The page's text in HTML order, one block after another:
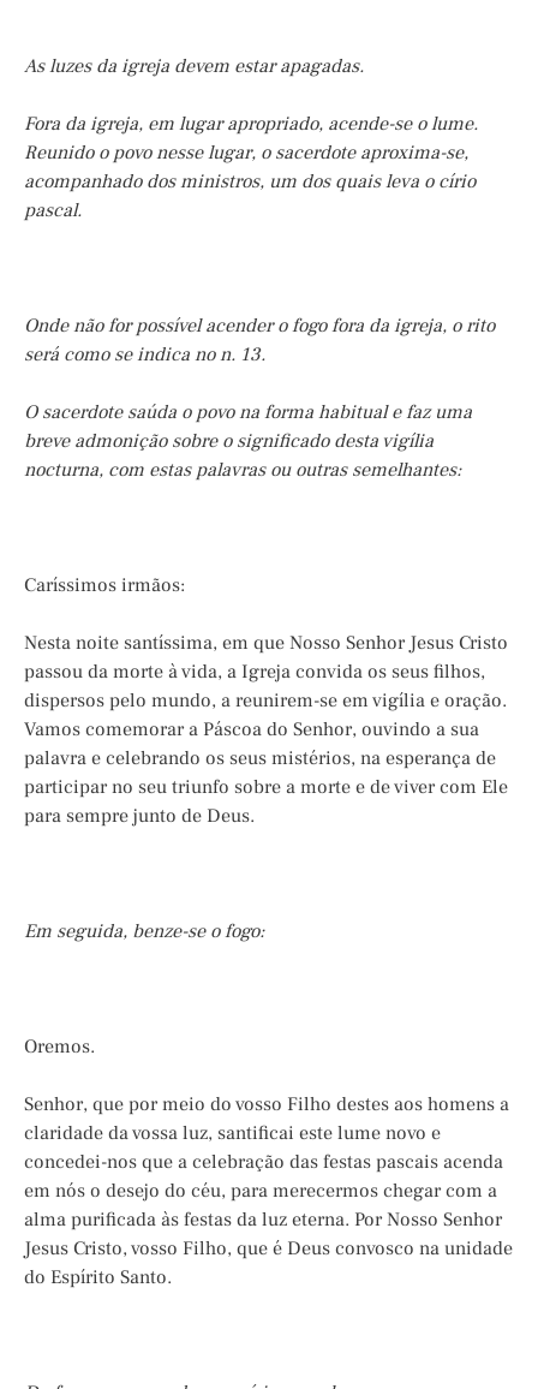
As luzes da igreja devem estar apagadas.
Fora da igreja, em lugar apropriado, acende-se o lume.
Reunido o povo nesse lugar, o sacerdote aproxima-se,
acompanhado dos ministros, um dos quais leva o círio
pascal.
Onde não for possível acender o fogo fora da igreja, o rito
será como se indica no n. 13.
O sacerdote saúda o povo na forma habitual e faz uma
breve admonição sobre o significado desta vigília
nocturna, com estas palavras ou outras semelhantes:
Caríssimos irmãos:
Nesta noite santíssima, em que Nosso Senhor Jesus Cristo
passou da morte à vida, a Igreja convida os seus filhos,
dispersos pelo mundo, a reunirem-se em vigília e oração.
Vamos comemorar a Páscoa do Senhor, ouvindo a sua
palavra e celebrando os seus mistérios, na esperança de
participar no seu triunfo sobre a morte e de viver com Ele
para sempre junto de Deus.
Em seguida, benze-se o fogo:
Oremos.
Senhor, que por meio do vosso Filho destes aos homens a
claridade da vossa luz, santificai este lume novo e
concedei-nos que a celebração das festas pascais acenda
em nós o desejo do céu, para merecermos chegar com a
alma purificada às festas da luz eterna. Por Nosso Senhor
Jesus Cristo, vosso Filho, que é Deus convosco na unidade
do Espírito Santo.